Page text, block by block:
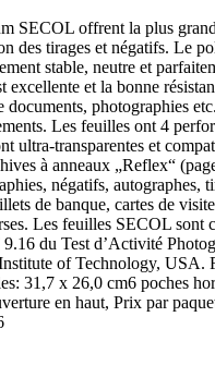
SECOL offrent la plus
des tirages et négatifs. Le
stable, neutre et
excellente et la bonne
documents, photographies
Les feuilles ont 4
ultra-transparentes et
à anneaux „Reflex“
négatifs, autographes,
de banque, cartes de
Les feuilles SECOL sont
du Test d’Activité
of Technology, USA.
31,7 x 26,0 cm6 poches
en haut, Prix par